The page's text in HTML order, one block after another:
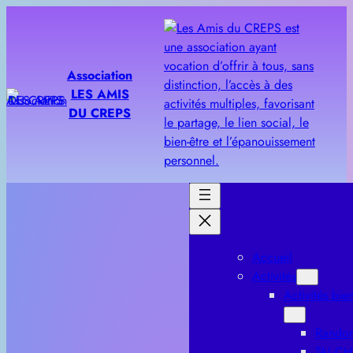
Association
LES AMIS
DU CREPS
Accueil
Activités
Activités